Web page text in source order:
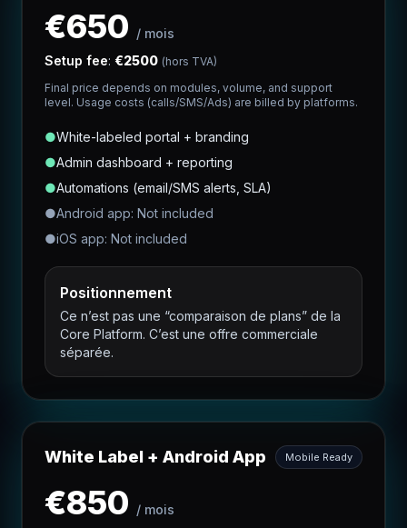
€650 / mois
Setup fee: €2500 (hors TVA)
Final price depends on modules, volume, and support
level. Usage costs (calls/SMS/Ads) are billed by platforms.
●White-labeled portal + branding
●Admin dashboard + reporting
●Automations (email/SMS alerts, SLA)
●Android app: Not included
●iOS app: Not included
Positionnement
Ce n’est pas une “comparaison de plans” de la
Core Platform. C’est une offre commerciale
séparée.
White Label + Android App Mobile Ready
€850 / mois